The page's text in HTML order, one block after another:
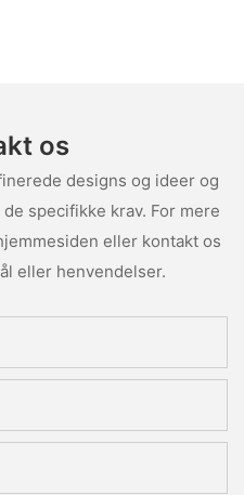
os
designs og ideer og
specifikke krav. For mere
eller kontakt os
eller henvendelser.